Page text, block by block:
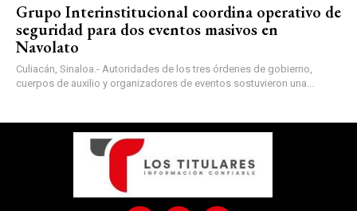
Grupo Interinstitucional coordina operativo de
seguridad para dos eventos masivos en
Navolato
Culiacán, Sinaloa.- Autoridades de los tres órdenes de gobierno,
cuerpos de auxilio y organizadores de eventos sostuvieron una...